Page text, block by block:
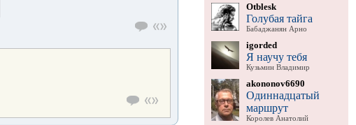
Otblesk
Голубая тайга
Бабаджанян Арно
igorded
Я научу тебя
Кузьмин Владимир
akononov6690
Одиннадцатый
маршрут
Королев Анатолий